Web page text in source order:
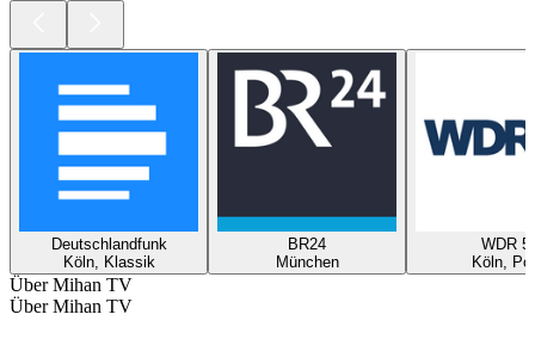
Deutschlandfunk
Köln, Klassik
BR24
München
WDR 5
Köln,
Über Mihan TV
Über Mihan TV